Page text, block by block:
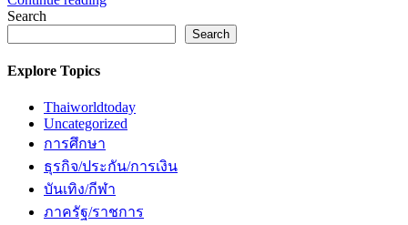
Search
Search
Explore Topics
Thaiworldtoday
Uncategorized
การศึกษา
ธุรกิจ/ประกัน/การเงิน
บันเทิง/กีฬา
ภาครัฐ/ราชการ